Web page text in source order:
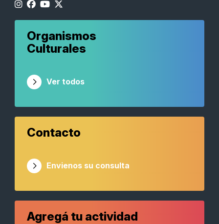
Organismos
Culturales
Ver todos
Contacto
Envienos su consulta
Agregá tu actividad